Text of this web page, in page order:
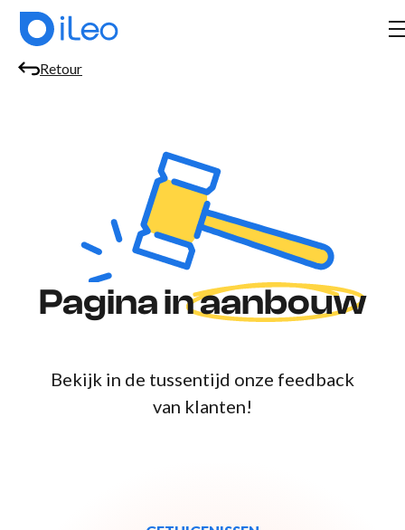
Retour
Pagina inaanbouw
Bekijk in de tussentijd onze feedback
van klanten!